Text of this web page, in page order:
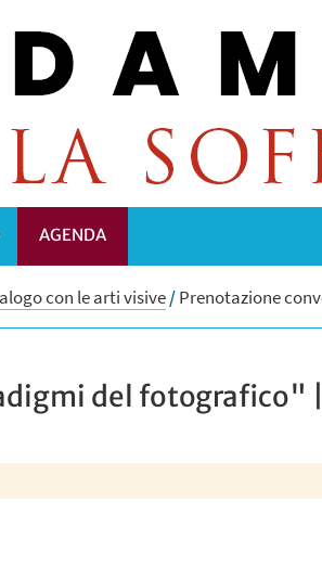
AGENDA
con le arti visive/Prenotazione
del fotografico"